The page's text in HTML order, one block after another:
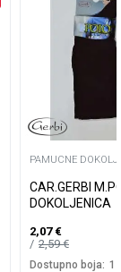
PAMUCNE
CAR.GERBI
DOKOLJENICA
2,07 €
2,59€
Dostupno boja: 1